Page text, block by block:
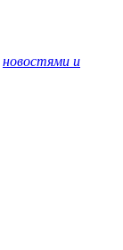
новостями и